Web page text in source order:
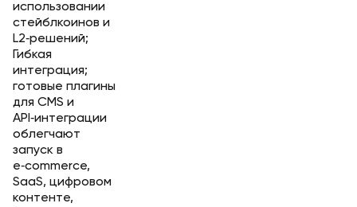
использовании
стейблкоинов и
L2‑решений;
Гибкая
интеграция;
готовые плагины
для CMS и
API‑интеграции
облегчают
запуск в
e‑commerce,
SaaS, цифровом
контенте,